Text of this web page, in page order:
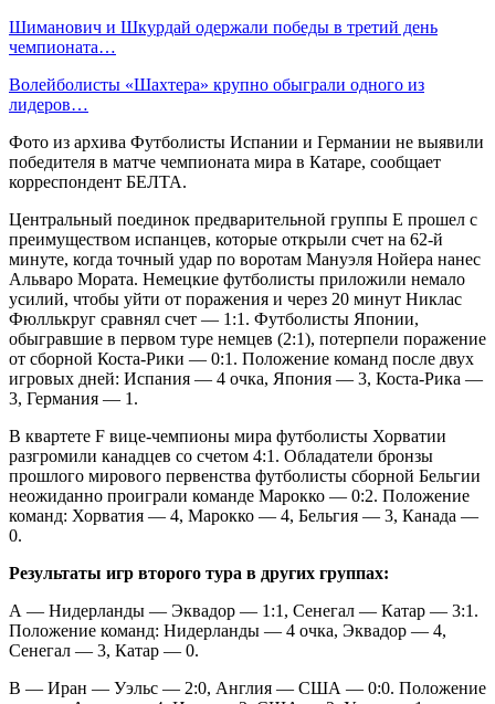
Шиманович и Шкурдай одержали победы в третий день
чемпионата…
Волейболисты «Шахтера» крупно обыграли одного из
лидеров…
Фото из архива Футболисты Испании и Германии не выявили
победителя в матче чемпионата мира в Катаре, сообщает
корреспондент БЕЛТА.
Центральный поединок предварительной группы Е прошел с
преимуществом испанцев, которые открыли счет на 62-й
минуте, когда точный удар по воротам Мануэля Нойера нанес
Альваро Мората. Немецкие футболисты приложили немало
усилий, чтобы уйти от поражения и через 20 минут Никлас
Фюллькруг сравнял счет — 1:1. Футболисты Японии,
обыгравшие в первом туре немцев (2:1), потерпели поражение
от сборной Коста-Рики — 0:1. Положение команд после двух
игровых дней: Испания — 4 очка, Япония — 3, Коста-Рика —
3, Германия — 1.
В квартете F вице-чемпионы мира футболисты Хорватии
разгромили канадцев со счетом 4:1. Обладатели бронзы
прошлого мирового первенства футболисты сборной Бельгии
неожиданно проиграли команде Марокко — 0:2. Положение
команд: Хорватия — 4, Марокко — 4, Бельгия — 3, Канада —
0.
Результаты игр второго тура в других группах:
А — Нидерланды — Эквадор — 1:1, Сенегал — Катар — 3:1.
Положение команд: Нидерланды — 4 очка, Эквадор — 4,
Сенегал — 3, Катар — 0.
В — Иран — Уэльс — 2:0, Англия — США — 0:0. Положение